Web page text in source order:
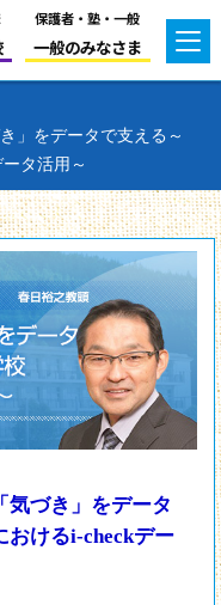
保護者・塾・一般
一般のみなさま
」をデータで支える～
タ活用～
気づき」をデータ
おけるi-checkデー